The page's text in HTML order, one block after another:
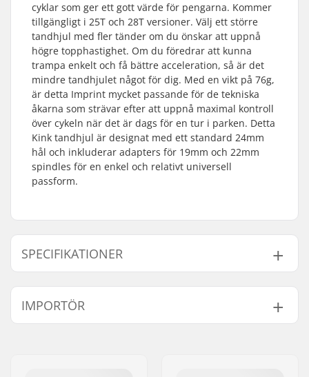
cyklar som ger ett gott värde för pengarna. Kommer
tillgängligt i 25T och 28T versioner. Välj ett större
tandhjul med fler tänder om du önskar att uppnå
högre topphastighet. Om du föredrar att kunna
trampa enkelt och få bättre acceleration, så är det
mindre tandhjulet något för dig. Med en vikt på 76g,
är detta Imprint mycket passande för de tekniska
åkarna som strävar efter att uppnå maximal kontroll
över cykeln när det är dags för en tur i parken. Detta
Kink tandhjul är designat med ett standard 24mm
hål och inkluderar adapters för 19mm och 22mm
spindles för en enkel och relativt universell
passform.
SPECIFIKATIONER
Antal tänder:
25T
Kugghjuls montering:
Vikt:
76g
IMPORTÖR